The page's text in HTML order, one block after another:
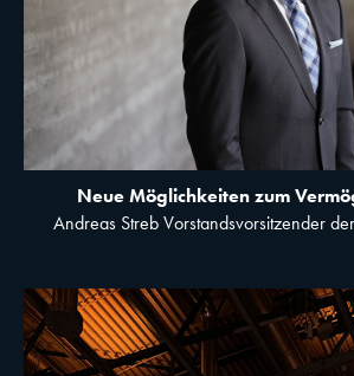
Neue Möglichkeiten zum
Andreas Streb Vorstandsvorsitzender